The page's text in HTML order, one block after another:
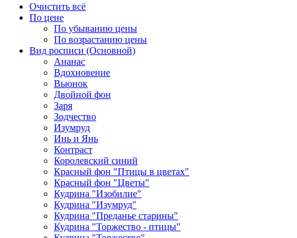
Очистить всё
По цене
По убыванию цены
По возрастанию цены
Вид росписи (Основной)
Ананас
Вдохновение
Вьюнок
Двойной фон
Заря
Зодчество
Изумруд
Инь и Янь
Контраст
Королевский синий
Красный фон "Птицы в цветах"
Красный фон "Цветы"
Кудрина "Изобилие"
Кудрина "Изумруд"
Кудрина "Преданье старины"
Кудрина "Торжество - птицы"